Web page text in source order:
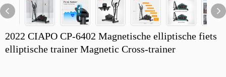
2022 CIAPO CP-6402 Magnetische elliptische fiets
elliptische trainer Magnetic Cross-trainer